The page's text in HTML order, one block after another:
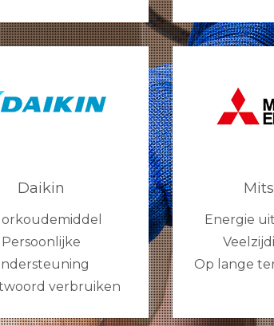
Daikin
Persoonlijke
verbruiken
Energie
Op lange